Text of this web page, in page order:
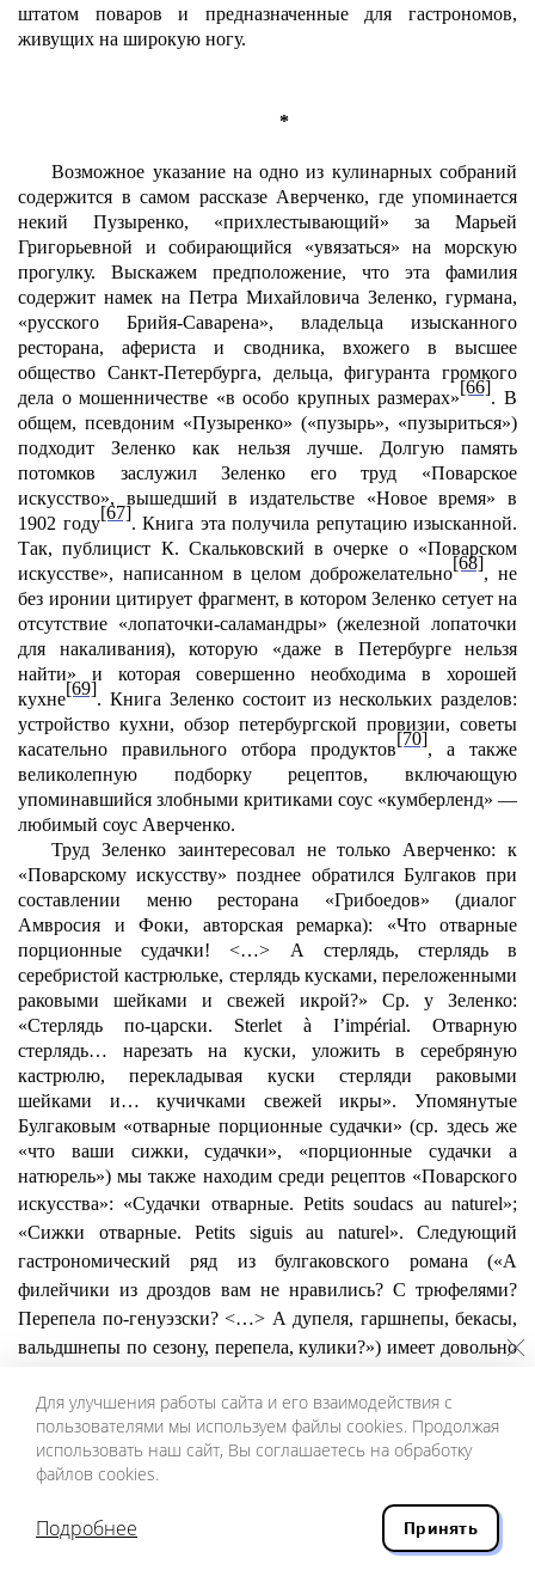
штатом поваров и предназначенные для гастрономов,
живущих на широкую ногу.
*
Возможное указание на одно из кулинарных собраний
содержится в самом рассказе Аверченко, где упоминается
некий Пузыренко, «прихлестывающий» за Марьей
Григорьевной и собирающийся «увязаться» на морскую
прогулку. Выскажем предположение, что эта фамилия
содержит намек на Петра Михайловича Зеленко, гурмана,
«русского Брийя-Саварена», владельца изысканного
ресторана, афериста и сводника, вхожего в высшее
общество Санкт-Петербурга, дельца, фигуранта громкого
дела о мошенничестве «в особо крупных размерах»
[66]
. В
общем, псевдоним «Пузыренко» («пузырь», «пузыриться»)
подходит Зеленко как нельзя лучше. Долгую память
потомков заслужил Зеленко его труд «Поварское
искусство», вышедший в издательстве «Новое время» в
1902 году
[67]
. Книга эта получила репутацию изысканной.
Так, публицист К. Скальковский в очерке о «Поварском
искусстве», написанном в целом доброжелательно
[68]
, не
без иронии цитирует фрагмент, в котором Зеленко сетует на
отсутствие «лопаточки-саламандры» (железной лопаточки
для накаливания), которую «даже в Петербурге нельзя
найти» и которая совершенно необходима в хорошей
кухне
[69]
. Книга Зеленко состоит из нескольких разделов:
устройство кухни, обзор петербургской провизии, советы
касательно правильного отбора продуктов
[70]
, а также
великолепную подборку рецептов, включающую
упоминавшийся злобными критиками соус «кумберленд» —
любимый соус Аверченко.
Труд Зеленко заинтересовал не только Аверченко: к
«Поварскому искусству» позднее обратился Булгаков при
составлении меню ресторана «Грибоедов» (диалог
Амвросия и Фоки, авторская ремарка): «Что отварные
порционные судачки! <…> А стерлядь, стерлядь в
серебристой кастрюльке, стерлядь кусками, переложенными
раковыми шейками и свежей икрой?» Ср. у Зеленко:
«Стерлядь по-царски. Sterlet à I’impérial. Отварную
стерлядь… нарезать на куски, уложить в серебряную
кастрюлю, перекладывая куски стерляди раковыми
шейками и… кучичками свежей икры». Упомянутые
Булгаковым «отварные порционные судачки» (ср. здесь же
«что ваши сижки, судачки», «порционныесудачки а
натюрель») мы также находим среди рецептов «Поварского
искусства»: «Судачки отварные. Petits soudacs au naturel»;
«Сижки отварные. Petits siguis au naturel». Следующий
гастрономический ряд из булгаковского романа («А
филейчики из дроздов вам не нравились? С трюфелями?
Перепела по-генуэзски? <…> А дупеля, гаршнепы, бекасы,
вальдшнепы по сезону, перепела, кулики?») имеет довольно
блогерами — любителями «исторической кулинарии»;
добавим только любопытную деталь: эти названия блюд,
заимствованные Булгаковым, в книге Зеленко расположены
подряд, на одном развороте — стр. 286 — 287.
Однако рецепты, которые с увлечением читают
персонажи «Языка богов», взяты из другого, не менее
Для улучшения работы сайта и его взаимодействия с
пользователями мы используем файлы cookies. Продолжая
использовать наш сайт, Вы соглашаетесь на обработку
файлов cookies.
Подробнее Принять